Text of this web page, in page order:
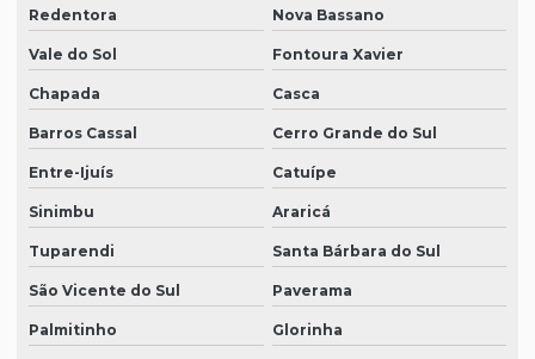
Redentora Nova Bassano
Vale do Sol Fontoura Xavier
Chapada Casca
Barros Cassal Cerro Grande do Sul
Entre-Ijuís Catuípe
Sinimbu Araricá
Tuparendi Santa Bárbara do Sul
São Vicente do Sul Paverama
Palmitinho Glorinha